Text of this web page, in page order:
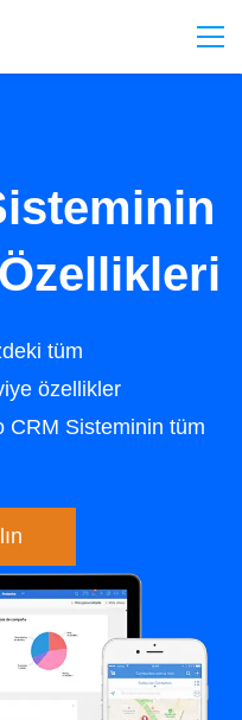
tüm
özellikler
CRM Sisteminin tüm